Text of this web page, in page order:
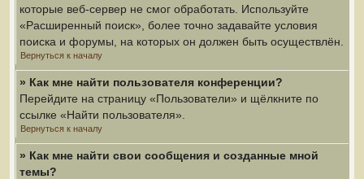
которые веб-сервер не смог обработать. Используйте
«Расширенный поиск», более точно задавайте условия
поиска и форумы, на которых он должен быть осуществлён.
Вернуться к началу
» Как мне найти пользователя конференции?
Перейдите на страницу «Пользователи» и щёлкните по
ссылке «Найти пользователя».
Вернуться к началу
» Как мне найти свои сообщения и созданные мной
темы?